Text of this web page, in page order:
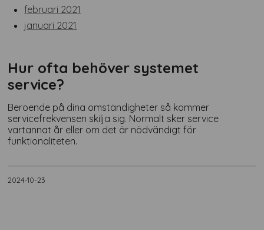
februari 2021
januari 2021
Hur ofta behöver systemet
service?
Beroende på dina omständigheter så kommer
servicefrekvensen skilja sig. Normalt sker service
vartannat år eller om det är nödvändigt för
funktionaliteten.
2024-10-23